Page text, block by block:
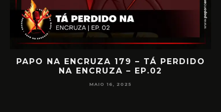
PAPO NA ENCRUZA 179 – TÁ PERDIDO
NA ENCRUZA – EP.02
MAIO 16, 2025